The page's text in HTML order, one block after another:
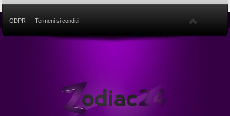
GDPR Termeni si conditii